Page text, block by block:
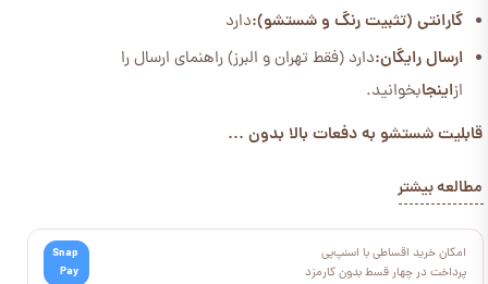
گارانتی (تثبیت رنگ و شستشو):دارد
ارسال رایگان:دارد (فقط تهران و البرز) راهنمای ارسال را
ازاینجابخوانید.
قابلیت شستشو به دفعات بالا بدون ...
مطالعه بیشتر
امکان خرید اقساطی با اسنپ‌پی
پرداخت در چهار قسط بدون کارمزد
Snap
Pay